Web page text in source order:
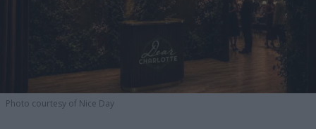
Photo courtesy of Nice Day